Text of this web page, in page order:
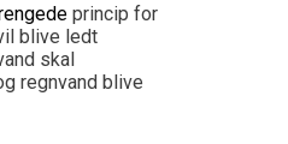
princip for
blive ledt
skal
regnvand blive